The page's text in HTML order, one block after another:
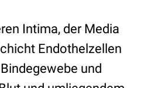
Intima, der Media
Endothelzellen
und